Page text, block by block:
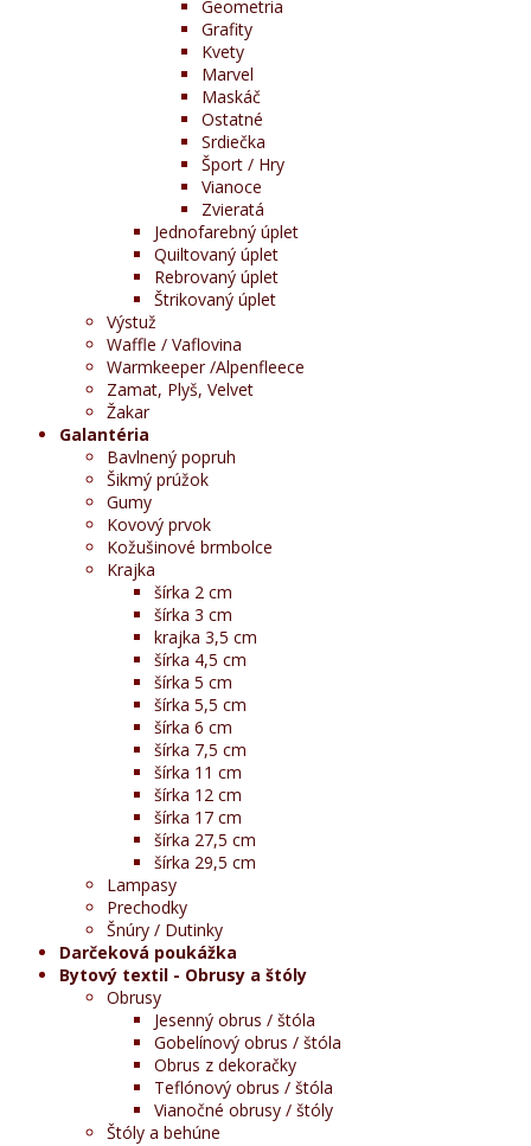
Geometria
Grafity
Kvety
Marvel
Maskáč
Ostatné
Srdiečka
Šport / Hry
Vianoce
Zvieratá
Jednofarebný úplet
Quiltovaný úplet
Rebrovaný úplet
Štrikovaný úplet
Výstuž
Waffle / Vaflovina
Warmkeeper /Alpenfleece
Zamat, Plyš, Velvet
Žakar
Galantéria
Bavlnený popruh
Šikmý prúžok
Gumy
Kovový prvok
Kožušinové brmbolce
Krajka
šírka 2 cm
šírka 3 cm
krajka 3,5 cm
šírka 4,5 cm
šírka 5 cm
šírka 5,5 cm
šírka 6 cm
šírka 7,5 cm
šírka 11 cm
šírka 12 cm
šírka 17 cm
šírka 27,5 cm
šírka 29,5 cm
Lampasy
Prechodky
Šnúry / Dutinky
Darčeková poukážka
Bytový textil - Obrusy a štóly
Obrusy
Jesenný obrus / štóla
Gobelínový obrus / štóla
Obrus z dekoračky
Teflónový obrus / štóla
Vianočné obrusy / štóly
Štóly a behúne